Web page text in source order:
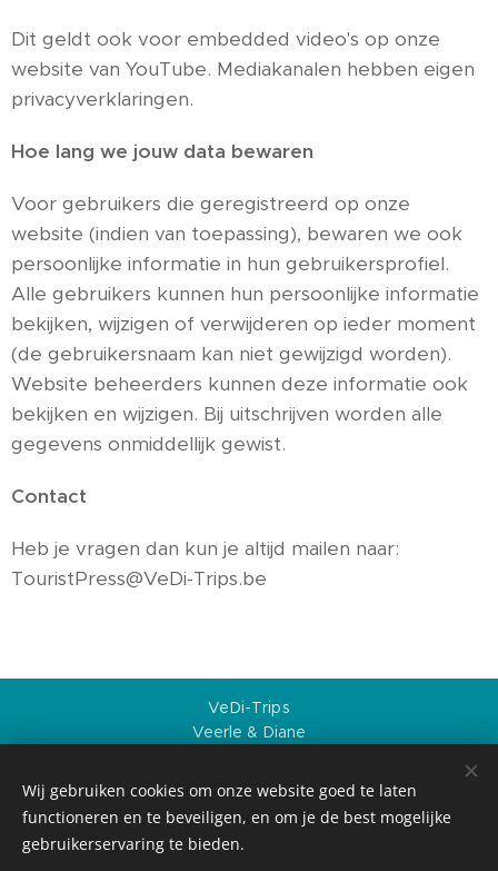
Dit geldt ook voor embedded video's op onze
website van YouTube. Mediakanalen hebben eigen
privacyverklaringen.
Hoe lang we jouw data bewaren
Voor gebruikers die geregistreerd op onze
website (indien van toepassing), bewaren we ook
persoonlijke informatie in hun gebruikersprofiel.
Alle gebruikers kunnen hun persoonlijke informatie
bekijken, wijzigen of verwijderen op ieder moment
(de gebruikersnaam kan niet gewijzigd worden).
Website beheerders kunnen deze informatie ook
bekijken en wijzigen. Bij uitschrijven worden alle
gegevens onmiddellijk gewist.
Contact
Heb je vragen dan kun je altijd mailen naar:
TouristPress@VeDi-Trips.be
VeDi-Trips
Veerle & Diane
Privacybeleid
Creative Commons BY-NC-ND, VeDi-Trips, 2026
Geschiedenis die inspireert. Bestemmingen die
Wij gebruiken cookies om onze website goed te laten
functioneren en te beveiligen, en om je de best mogelijke
gebruikerservaring te bieden.